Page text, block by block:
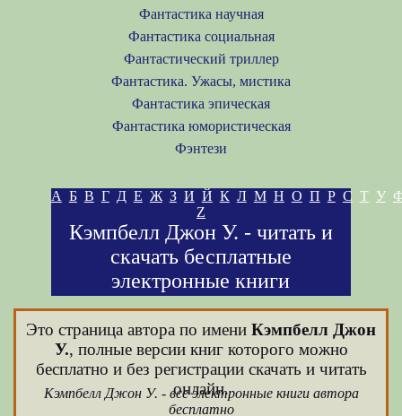
Фантастика научная
Фантастика социальная
Фантастический триллер
Фантастика. Ужасы, мистика
Фантастика эпическая
Фантастика юмористическая
Фэнтези
А Б В Г Д Е Ж З И Й К Л М Н О П Р С Т У
Z
Кэмпбелл Джон У. - читать и
скачать бесплатные
электронные книги
Это страница автора по имени Кэмпбелл Джон
У., полные версии книг которого можно
бесплатно и без регистрации скачать и читать
онлайн.
Кэмпбелл Джон У. - все электронные книги автора
бесплатно